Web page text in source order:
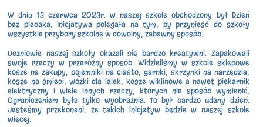
W dniu 13 czerwca 2023r. w naszej szkole obchodzony był Dzień
bez plecaka. Inicjatywa polegała na tym, by przynieść do szkoły
wszystkie przybory szkolne w dowolny, zabawny sposób.
Uczniowie naszej szkoły okazali się bardzo kreatywni. Zapakowali
swoje rzeczy w przeróżny sposób. Widzieliśmy w szkole sklepowe
kosze na zakupy, pojemniki na ciasto, garnki, skrzynki na narzędzia,
kosze na śmieci, wózki dla lalek, kosze wiklinowe a nawet piekarnik
elektryczny i wiele innych rzeczy, których nie sposób wymienić.
Ograniczeniem była tylko wyobraźnia. To był bardzo udany dzień.
Jesteśmy przekonani, że takich inicjatyw będzie w naszej szkole
więcej.